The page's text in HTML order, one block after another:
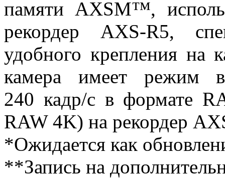
памяти AXSM™,
рекордер AXS-R5,
удобного крепления на
камера имеет режим
240 кадр/с в формате
RAW 4K) на рекордер
*Ожидается как
**Запись на